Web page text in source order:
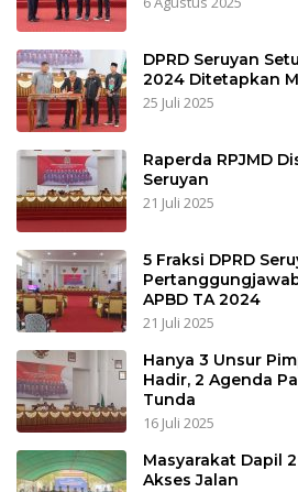
DPRD Seruyan
2024 Ditetapkan
25 Juli 2025
Raperda RPJMD
Seruyan
21 Juli 2025
5 Fraksi DPRD
APBD TA 2024
21 Juli 2025
Hanya 3 Unsur
Hadir, 2 Agenda
Tunda
16 Juli 2025
Masyarakat Dapil
Akses Jalan